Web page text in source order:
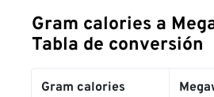
Gram calories a
Tabla de conversión
Gram calories